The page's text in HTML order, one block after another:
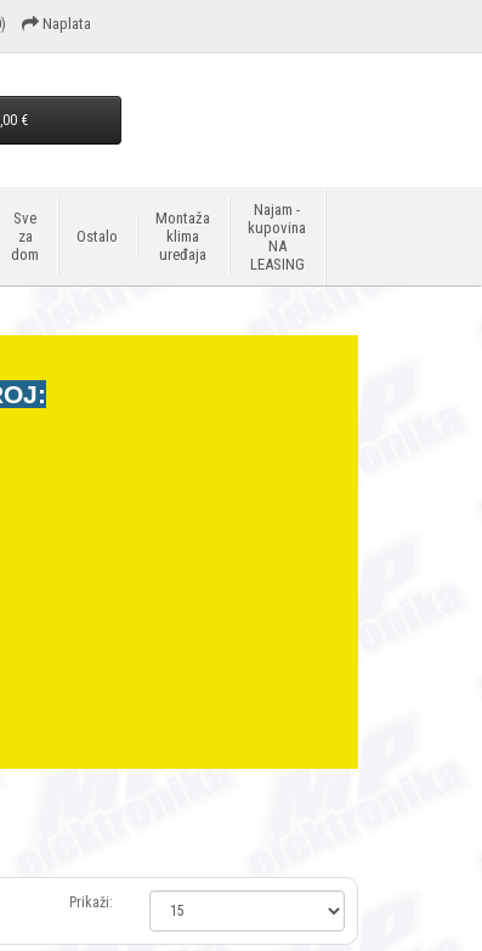
Naplata
€
Sve
za
dom
Ostalo
Montaža
klima
uređaja
Najam -
kupovina
NA
LEASING
Prikaži: